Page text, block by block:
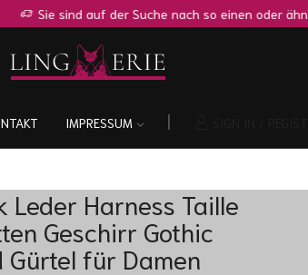
nach so einen oder ähnlichen Shop? Zur Anfrage
IMPRESSUM
Leder Harness Taille
Geschirr Gothic
für Damen